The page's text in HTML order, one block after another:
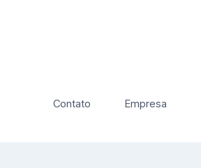
Contato Empresa